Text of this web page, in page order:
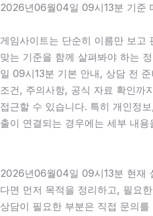
2026년06월04일 09시13분 기준
게임사이트는 단순히 이름만 보고
맞는 기준을 함께 살펴봐야 하는
일 09시13분 기본 안내, 상담 전
조건, 주의사항, 공식 자료 확인까
접근할 수 있습니다. 특히 개인정
출이 연결되는 경우에는 세부 내
2026년06월04일 09시13분 현재
다면 먼저 목적을 정리하고, 필요
상담이 필요한 부분은 직접 문의